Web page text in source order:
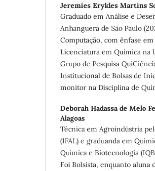
Jeremies Erykles Martins
Graduado em Análise e
Anhanguera de São Paulo
Computação, com ênfase
Licenciatura em Química na
Grupo de Pesquisa
Institucional de Bolsas de
monitor na Disciplina de
Deborah Hadassa de Melo
Alagoas
Técnica em Agroindústria
(IFAL) e graduanda em
Química e Biotecnologia
Foi Bolsista, enquanto aluna